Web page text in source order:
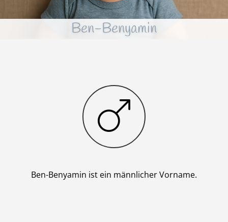
Ben-Benyamin
Junge
Ben-Benyamin ist ein männlicher Vorname.